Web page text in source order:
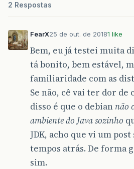
2 Respostas
FearX25 de out. de 20181 like
Bem, eu já testei muita
tá bonito, bem estável,
familiaridade com as
Se não, cê vai ter dor de
disso é que o debian não
ambiente do Java sozinho
JDK, acho que vi um
tempos atrás. De forma
sim.